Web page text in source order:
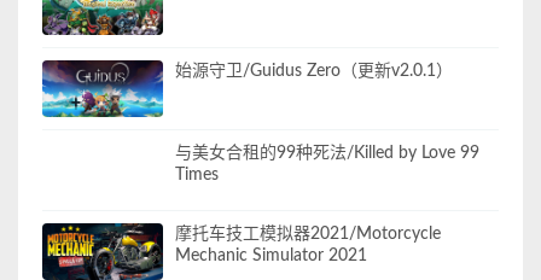
始源守卫/Guidus Zero（更新v2.0.1）
与美女合租的99种死法/Killed by Love 99
Times
摩托车技工模拟器2021/Motorcycle
Mechanic Simulator 2021